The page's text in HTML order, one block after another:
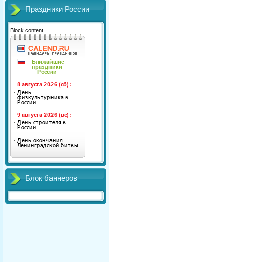
Праздники России
Block content
Блок баннеров